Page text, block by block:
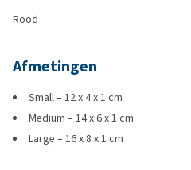
Rood
Afmetingen
Small – 12 x 4 x 1 cm
Medium – 14 x 6 x 1 cm
Large – 16 x 8 x 1 cm